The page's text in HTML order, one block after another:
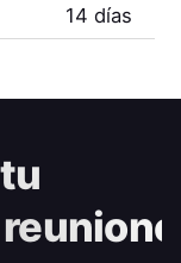
14 días